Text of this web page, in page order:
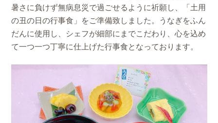
暑さに負けず無病息災で過ごせるように祈願し、「土用
の丑の日の行事食」をご準備致しました。うなぎをふん
だんに使用し、シェフが細部にまでこだわり、心を込め
て一つ一つ丁寧に仕上げた行事食となっております。